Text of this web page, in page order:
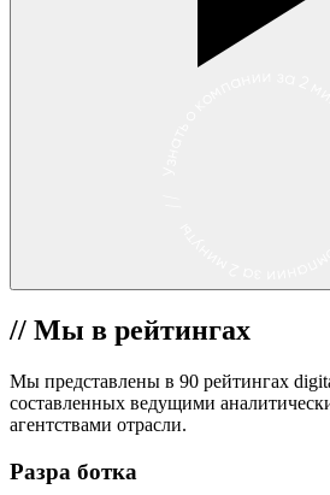
// Мы в рейтингах
Мы представлены в 90 рейтингах
составленных ведущими
агентствами отрасли.
Разра ботка